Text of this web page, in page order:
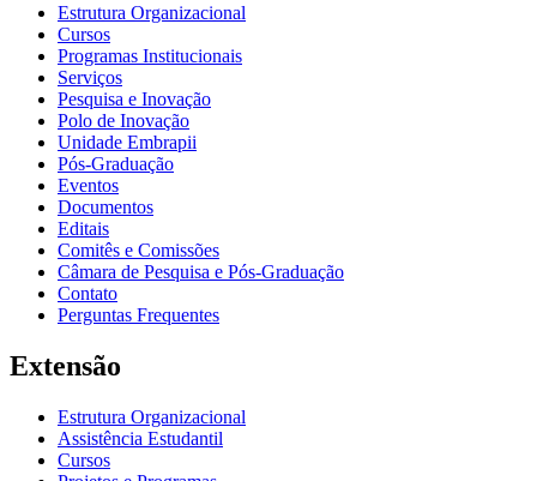
Estrutura Organizacional
Cursos
Programas Institucionais
Serviços
Pesquisa e Inovação
Polo de Inovação
Unidade Embrapii
Pós-Graduação
Eventos
Documentos
Editais
Comitês e Comissões
Câmara de Pesquisa e Pós-Graduação
Contato
Perguntas Frequentes
Extensão
Estrutura Organizacional
Assistência Estudantil
Cursos